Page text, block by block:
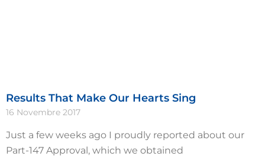
Results That Make Our Hearts Sing
16 Novembre 2017
Just a few weeks ago I proudly reported about our
Part-147 Approval, which we obtained